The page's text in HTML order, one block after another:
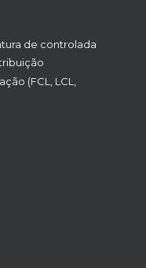
de controlada
(FCL, LCL,